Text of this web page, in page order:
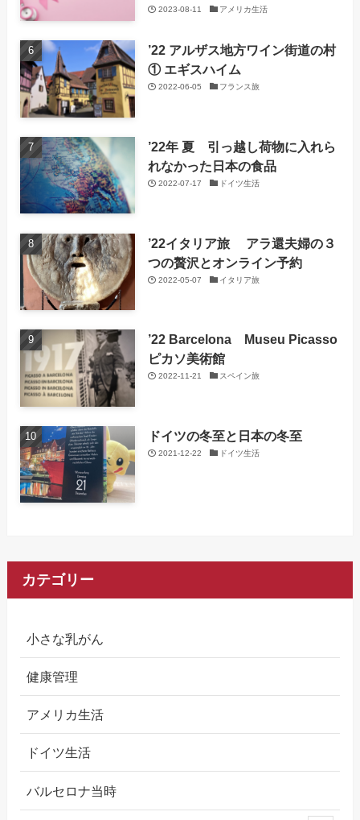
2023-08-11 アメリカ生活
’22 アルザス地方ワイン街道の村
① エギスハイム
2022-06-05 フランス旅
’22年 夏 引っ越し荷物に入れら
れなかった日本の食品
2022-07-17 ドイツ生活
’22イタリア旅 アラ還夫婦の３
つの贅沢とオンライン予約
2022-05-07 イタリア旅
’22 Barcelona Museu Picasso
ピカソ美術館
2022-11-21 スペイン旅
ドイツの冬至と日本の冬至
2021-12-22 ドイツ生活
カテゴリー
小さな乳がん
健康管理
アメリカ生活
ドイツ生活
バルセロナ当時